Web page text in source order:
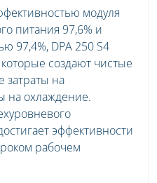
модуля
питания 97,6% и
97,4%, DPA 250 S4
создают чистые
затраты на
на охлаждение.
эффективности
рабочем